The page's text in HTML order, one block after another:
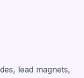
lead magnets,